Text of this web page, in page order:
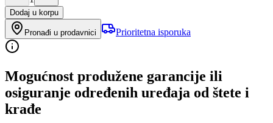
Dodaj u korpu
Pronađi u prodavnici Prioritetna isporuka
Mogućnost produžene garancije ili
osiguranje određenih uređaja od štete i
krađe